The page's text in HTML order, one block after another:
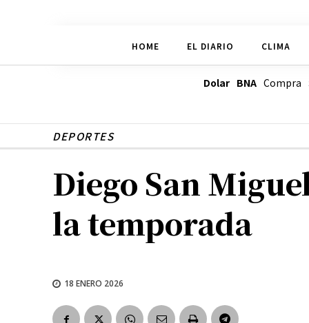
HOME EL DIARIO CLIMA
Dolar BNACompra
DEPORTES
Diego San
la temporada
18 ENERO 2026